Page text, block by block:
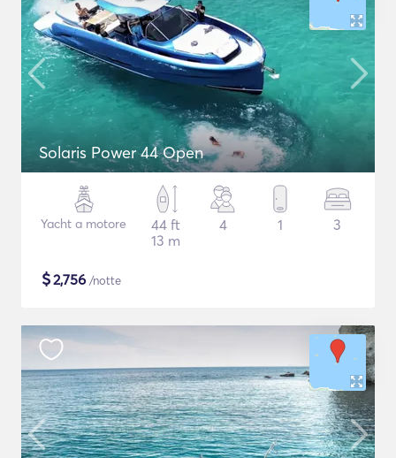
Solaris Power 44 Open
Yacht a motore
44 ft
13 m
4 1 3
$2,756 /notte